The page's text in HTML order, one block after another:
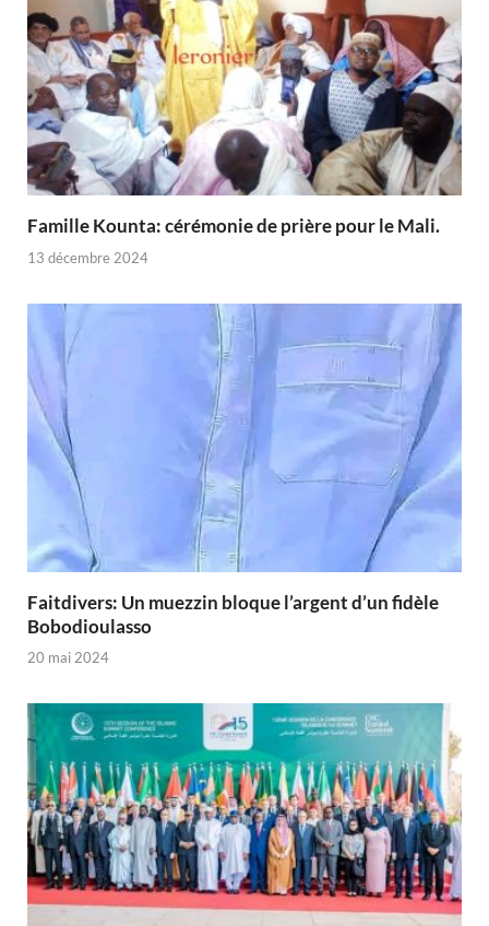
Famille Kounta: cérémonie de prière pour le Mali.
13 décembre 2024
Faitdivers: Un muezzin bloque l’argent d’un fidèle
Bobodioulasso
20 mai 2024